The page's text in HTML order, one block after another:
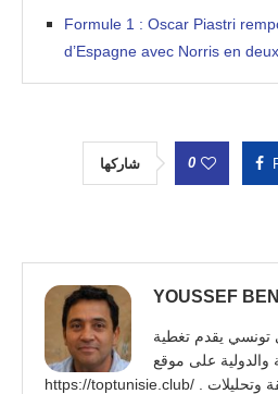
Formule 1 : Oscar Piastri
d’Espagne avec Norris en
شاركها 0
YOUSSEF
يقدم تغطية
والدولية على موقع
https://toptunisie.club/ . يتميز بتقديم تقارير دقيقة وتحليلات